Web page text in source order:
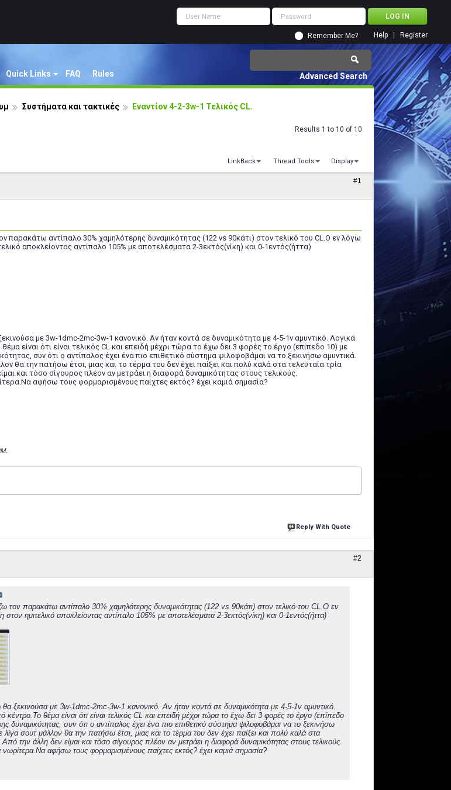
Remember Me? Register
Help
Quick Links FAQ Rules Advanced Search
Συστήματα και τακτικές Εναντίον 4-2-3w-1 Τελικός CL.
Results 1 to 10 of 10
LinkBack Thread Tools Display
#1
παρακάτω αντίπαλο 30% χαμηλότερης δυναμικότητας (122 vs 90κάτι) στον τελικό του CL.Ο εν λόγω
αποκλείοντας αντίπαλο 105% με αποτελέσματα 2-3εκτός(νίκη) και 0-1εντός(ήττα)
με 3w-1dmc-2mc-3w-1 κανονικό. Αν ήταν κοντά σε δυναμικότητα με 4-5-1v αμυντικό. Λογικά
είναι ότι είναι τελικός CL και επειδή μέχρι τώρα το έχω δει 3 φορές το έργο (επίπεδο 10) με
συν ότι ο αντίπαλος έχει ένα πιο επιθετικό σύστημα ψιλοφοβάμαι να το ξεκινήσω αμυντικά.
θα την πατήσω έτσι, μιας και το τέρμα του δεν έχει παίξει και πολύ καλά στα τελευταία τρία
και τόσο σίγουρος πλέον αν μετράει η διαφορά δυναμικότητας στους τελικούς.
αφήσω τους φορμαρισμένους παίχτες εκτός? έχει καμιά σημασία?
.
Reply With Quote
#2
τον παρακάτω αντίπαλο 30% χαμηλότερης δυναμικότητας (122 vs 90κάτι) στον τελικό του CL.Ο εν
ημιτελικό αποκλείοντας αντίπαλο 105% με αποτελέσματα 2-3εκτός(νίκη) και 0-1εντός(ήττα)
ξεκινούσα με 3w-1dmc-2mc-3w-1 κανονικό. Αν ήταν κοντά σε δυναμικότητα με 4-5-1v αμυντικό.
κέντρο.Το θέμα είναι ότι είναι τελικός CL και επειδή μέχρι τώρα το έχω δει 3 φορές το έργο (επίπεδο
δυναμικότητας, συν ότι ο αντίπαλος έχει ένα πιο επιθετικό σύστημα ψιλοφοβάμαι να το ξεκινήσω
λίγα σουτ μάλλον θα την πατήσω έτσι, μιας και το τέρμα του δεν έχει παίξει και πολύ καλά στα
Από την άλλη δεν είμαι και τόσο σίγουρος πλέον αν μετράει η διαφορά δυναμικότητας στους τελικούς.
αφήσω τους φορμαρισμένους παίχτες εκτός? έχει καμιά σημασία?